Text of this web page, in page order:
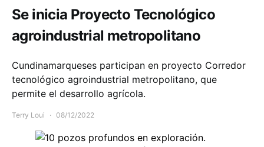
Se inicia Proyecto Tecnológico
agroindustrial metropolitano
Cundinamarqueses participan en proyecto Corredor
tecnológico agroindustrial metropolitano, que
permite el desarrollo agrícola.
Terry Loui 08/12/2022